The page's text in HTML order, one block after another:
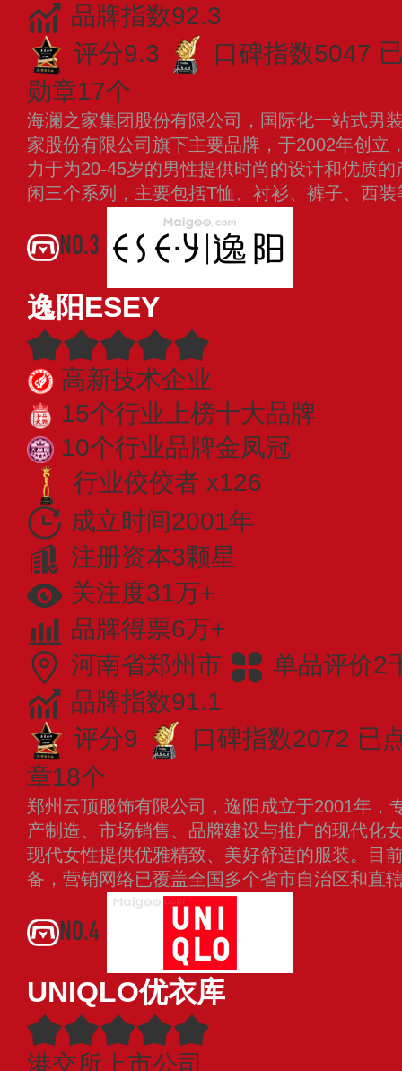
品牌指数92.3
评分9.3
口碑指数5047
勋章17个
海澜之家集团股份有限公司，国际化一站式男
家股份有限公司旗下主要品牌，于2002年创立
力于为20-45岁的男性提供时尚的设计和优质
闲三个系列，主要包括T恤、衬衫、裤子、西
NO.3
逸阳ESEY
高新技术企业
15个行业上榜十大品牌
10个行业品牌金凤冠
行业佼佼者 x126
成立时间2001年
注册资本3颗星
关注度31万+
品牌得票6万+
河南省郑州市
单品评价2
品牌指数91.1
评分9
口碑指数2072 已
章18个
郑州云顶服饰有限公司，逸阳成立于2001年，
产制造、市场销售、品牌建设与推广的现代化
现代女性提供优雅精致、美好舒适的服装。目
备，营销网络已覆盖全国多个省市自治区和直
NO.4
UNIQLO优衣库
港交所上市公司